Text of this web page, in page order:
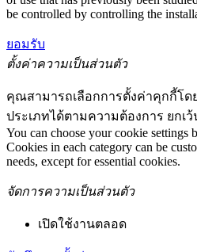
be controlled by controlling the
ยอมรับ
ตั้งค่าความเป็นส่วนตัว
คุณสามารถเลือกการตั้งค่าคุกกี้โด
ประเภทได้ตามความต้องการ ยกเ
You can choose your cookie settings
Cookies in each category can be
needs, except for essential cookies.
จัดการความเป็นส่วนตัว
เปิดใช้งานตลอด